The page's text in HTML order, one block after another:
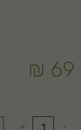
₪ 69
-
+